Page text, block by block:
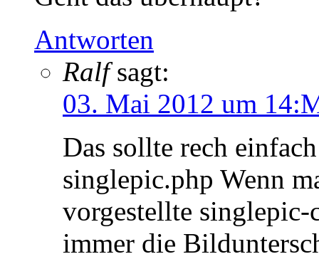
Antworten
Ralf sagt:
03. Mai 2012 um
Das sollte rech
singlepic.php Wenn
vorgestellte singlepic-
immer die